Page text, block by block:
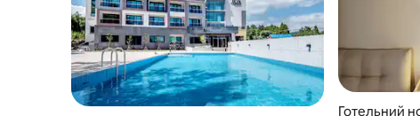
Готельний